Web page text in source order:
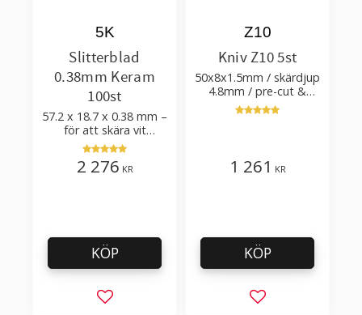
Slitterblad
0.38mm Keram
100st
57.2 x 18.7 x 0.38 mm –
för att skära vit
plastfilm med tillsatser
5K
2 276 KR
Lägg till i favoriter
KÖP
Kniv Z10 5st
50x8x1.5mm / skärdjup
4.8mm / pre-cut &
post-cut 0.84xTm /
skärvinkel 50°
Z10
1 261 KR
Lägg till i
KÖP